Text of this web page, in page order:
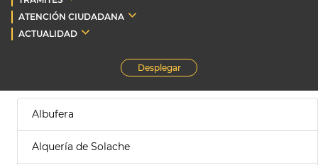
ATENCIÓN CIUDADANA
ACTUALIDAD
Desplegar
Albufera
Alquería de Solache